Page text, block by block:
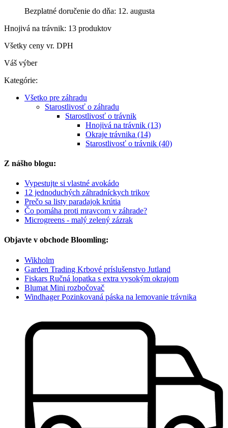
Bezplatné doručenie do dňa: 12. augusta
Hnojivá na trávnik: 13 produktov
Všetky ceny vr. DPH
Váš výber
Kategórie:
Všetko pre záhradu
Starostlivosť o záhradu
Starostlivosť o trávnik
Hnojivá na trávnik (13)
Okraje trávnika (14)
Starostlivosť o trávnik (40)
Z nášho blogu:
Vypestujte si vlastné avokádo
12 jednoduchých záhradníckych trikov
Prečo sa listy paradajok krútia
Čo pomáha proti mravcom v záhrade?
Microgreens - malý zelený zázrak
Objavte v obchode Bloomling:
Wikholm
Garden Trading Krbové príslušenstvo Jutland
Fiskars Ručná lopatka s extra vysokým okrajom
Blumat Mini rozbočovač
Windhager Pozinkovaná páska na lemovanie trávnika